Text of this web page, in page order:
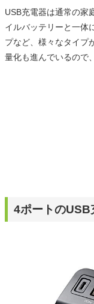
USB充電器は通常の家
イルバッテリーと一体
プなど、様々なタイプ
量化も進んでいるので
4ポートのUSB